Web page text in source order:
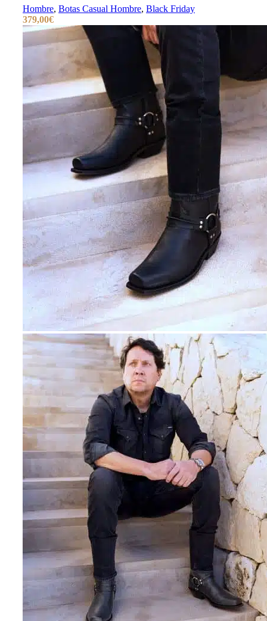
Hombre, Botas Casual Hombre, Black Friday
379,00€